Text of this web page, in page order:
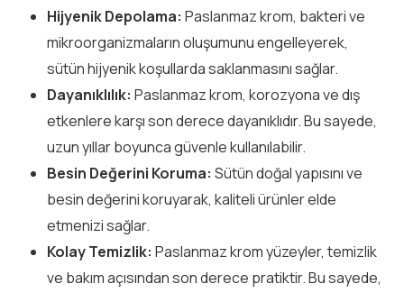
Hijyenik Depolama: Paslanmaz krom, bakteri ve
mikroorganizmaların oluşumunu engelleyerek,
sütün hijyenik koşullarda saklanmasını sağlar.
Dayanıklılık: Paslanmaz krom, korozyona ve dış
etkenlere karşı son derece dayanıklıdır. Bu sayede,
uzun yıllar boyunca güvenle kullanılabilir.
Besin Değerini Koruma: Sütün doğal yapısını ve
besin değerini koruyarak, kaliteli ürünler elde
etmenizi sağlar.
Kolay Temizlik: Paslanmaz krom yüzeyler, temizlik
ve bakım açısından son derece pratiktir. Bu sayede,